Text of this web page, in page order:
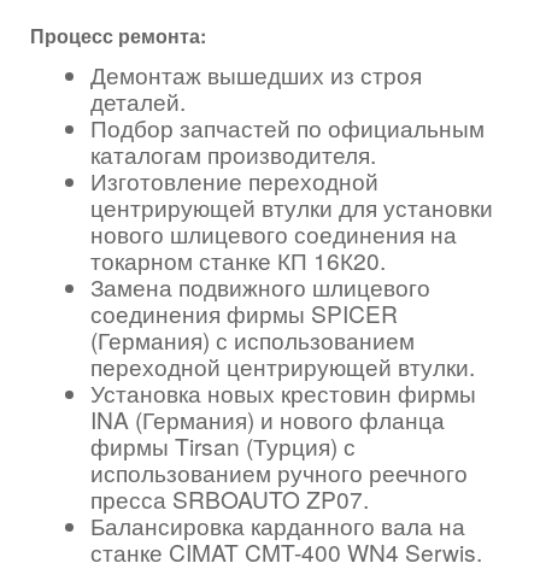
Процесс ремонта:
Демонтаж вышедших из строя
деталей.
Подбор запчастей по официальным
каталогам производителя.
Изготовление переходной
центрирующей втулки для установки
нового шлицевого соединения на
токарном станке КП 16К20.
Замена подвижного шлицевого
соединения фирмы SPICER
(Германия) с использованием
переходной центрирующей втулки.
Установка новых крестовин фирмы
INA (Германия) и нового фланца
фирмы Tirsan (Турция) с
использованием ручного реечного
пресса SRBOAUTO ZP07.
Балансировка карданного вала на
станке CIMAT CMT-400 WN4 Serwis.